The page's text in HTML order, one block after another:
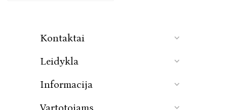
Kontaktai
Leidykla
Informacija
Vartotojams